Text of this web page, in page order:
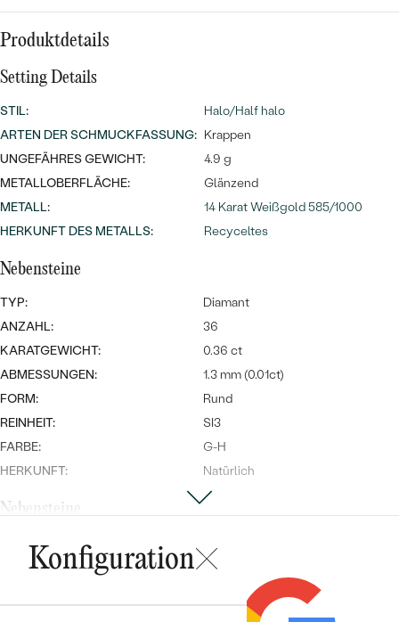
SILBER
Wave Kollektion
ANSEHEN
PERSONALISIERT
MINIMALISTISCH
NACH ANLASS
NACH DER FARBE
NACH DER FORM
MASSGEFERTIGTER
Meistverkaufte
Ohrrinnge
ANSEHEN
Personalisierte
Halsketten
Meistverkaufte
Produktdetails
Setting Details
STIL:
Halo/Half halo
ARTEN DER SCHMUCKFASSUNG: Krappen
UNGEFÄHRES GEWICHT:
4.9 g
METALLOBERFLÄCHE:
Glänzend
METALL:
14 Karat Weißgold 585/1000
HERKUNFT DES METALLS: Recyceltes
Nebensteine
TYP:
Diamant
ANZAHL:
36
KARATGEWICHT:
0.36 ct
ABMESSUNGEN:
1.3 mm (0.01ct)
FORM:
Rund
REINHEIT:
SI3
FARBE:
G-H
HERKUNFT:
Natürlich
Nebensteine
ANZAHL:
16
1.4 mm (0.012ct)
Konfiguration